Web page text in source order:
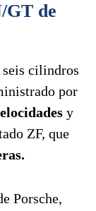
GT de
seis cilindros
por
y
ZF, que
Porsche,